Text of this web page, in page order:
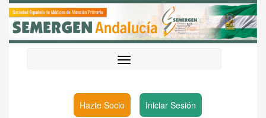
Hazte Socio Iniciar Sesión